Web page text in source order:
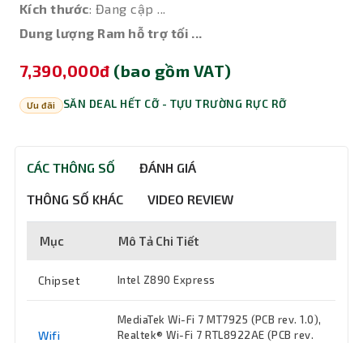
Kích thước: Đang cập ...
Dung lượng Ram hỗ trợ tối ...
7,390,000đ (bao gồm VAT)
Ưu đãi SĂN DEAL HẾT CỠ - TỰU TRƯỜNG RỰC RỠ
CÁC THÔNG SỐ ĐÁNH GIÁ
THÔNG SỐ KHÁC VIDEO REVIEW
Mục Mô Tả Chi Tiết
Chipset Intel Z890 Express
Wifi
MediaTek Wi-Fi 7 MT7925 (PCB rev. 1.0),
Realtek® Wi-Fi 7 RTL8922AE (PCB rev.